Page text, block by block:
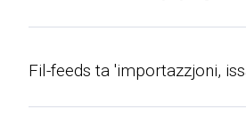
Fil-feeds ta 'importazzjoni,